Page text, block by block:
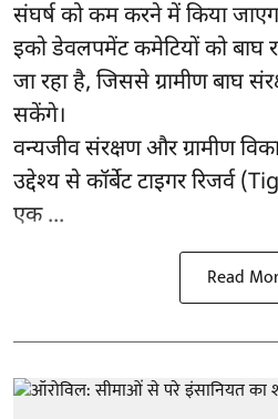
संघर्ष को कम करने में किया
इको डेवलपमेंट कमेटियों को बाघ
जा रहा है, जिससे ग्रामीण बाघ
सकेंगे।
वन्यजीव संरक्षण और ग्रामीण
उद्देश्य से कॉर्बेट टाइगर रिजर्व
एक ...
Read